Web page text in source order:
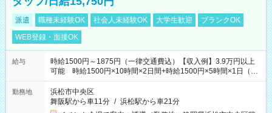
派遣 職種未経験OK 社会人未経験OK 大学生歓迎
ブランクOK
WEB登録・面接OK
給与
時給1500円～1875円（一律交通費込）【収入例】3.9万円以上
可能 時給1500円×10時間×2日間+時給1500円×5時間×1日（実
働8時間を越えた時給：1875円）
勤務地
浜松市中央区
舞阪駅から車11分 / 浜松駅から車21分